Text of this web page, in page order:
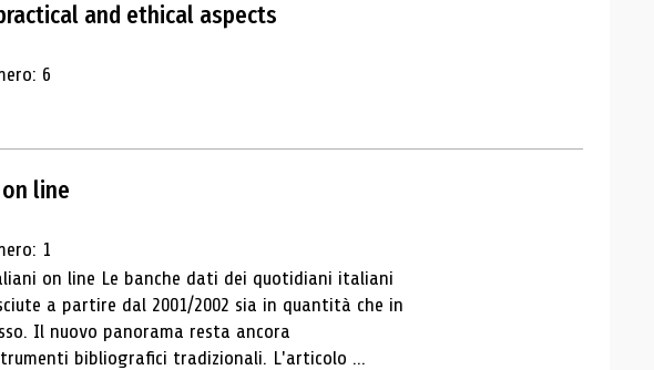
and ethical aspects
6
line
1
on line Le banche dati dei quotidiani italiani
a partire dal 2001/2002 sia in quantità che in
Il nuovo panorama resta ancora
bibliografici tradizionali. L'articolo ...